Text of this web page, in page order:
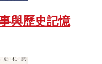
與歷史記憶